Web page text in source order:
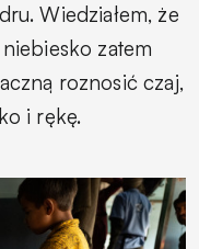
Wiedziałem, że
zatem
roznosić czaj,
i rękę.